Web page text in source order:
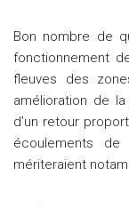
Bon nombre de
fonctionnement
fleuves des
amélioration de
d’un retour
écoulements
mériteraient